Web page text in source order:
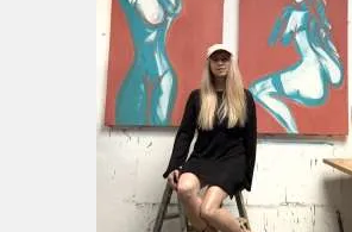
zählt darauf ab ,Gefühle und
Symbole auszudrücken.
Tinis Werke sind
Philosophie; sie nutzt
Szenen aus der Natur,
um tiefere Bedeutungen zu